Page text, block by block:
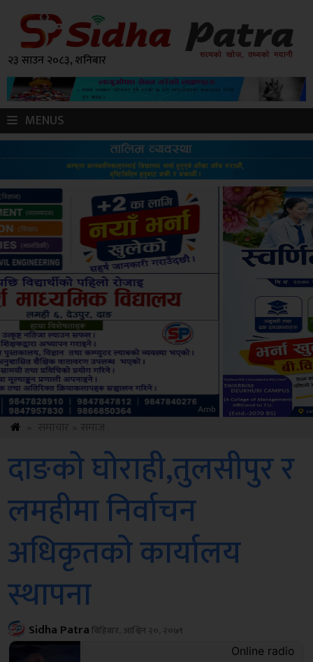
२३ साउन २०८३, शनिबार
MENUS
Sdc
दाङकाे घाेराही,तुलसीपुर र
लमहीमा निर्वाचन
अधिकृतकाे कार्यालय
स्थापना
Sidha Patraबिहिबार, आश्विन २०, २०७९